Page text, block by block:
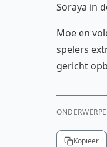
Soraya in
Moe en
spelers
gericht
Kopieer